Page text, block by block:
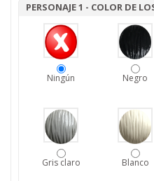
PERSONAJE 1 - COLOR DE
Ningún Negro
Gris claro Blanco